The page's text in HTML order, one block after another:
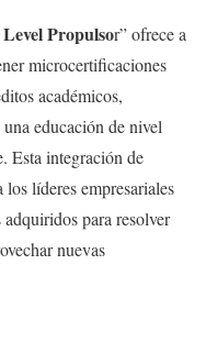
Propulsor” ofrece a
microcertificaciones
académicos,
educación de nivel
Esta integración de
líderes empresariales
para resolver
nuevas